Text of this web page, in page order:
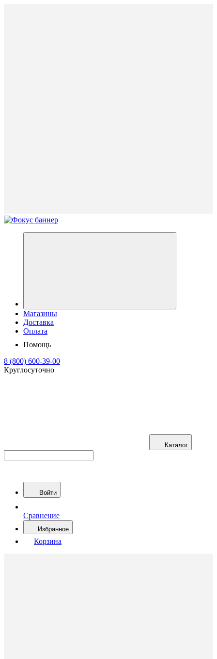
Магазины
Доставка
Оплата
Помощь
8 (800) 600-39-00
Круглосуточно
Каталог
Войти
Сравнение
Избранное
Корзина